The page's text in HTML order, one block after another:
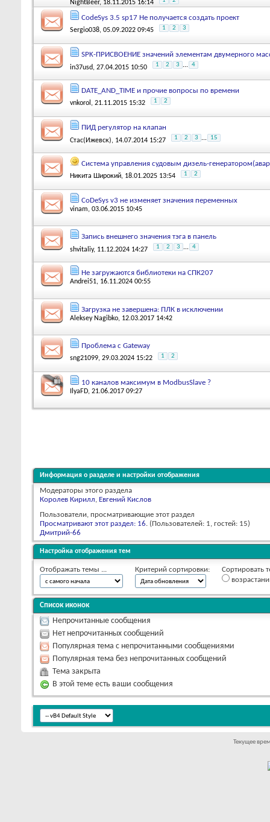
NightBeer, 18.11.2015 16:14
CodeSys 3.5 sp17 Не получается создать проект
Sergio038, 05.09.2022 09:45 1 2 3
SPK-ПРИСВОЕНИЕ значений элементам двумерного
in37usd, 27.04.2015 10:50 1 2 3 ... 4
DATE_AND_TIME и прочие вопросы по времени
vnkorol , 21.11.2015 15:32 1 2
ПИД регулятор на клапан
Стас(Ижевск), 14.07.2014 15:27 1 2 3 ... 15
Система управления судовым дизель-
Никита Широкий, 18.01.2025 13:54 1 2
CoDeSys v3 не изменяет значения переменных
vinam, 03.06.2015 10:45
Запись внешнего значения тэга в панель
shvitaliy, 11.12.2024 14:27 1 2 3 ... 4
Не загружаются библиотеки на СПК207
Andrei51, 16.11.2024 00:55
Загрузка не завершена: ПЛК в исключении
Aleksey Nagibko, 12.03.2017 14:42
Проблема с Gateway
sng21099, 29.03.2024 15:22 1 2
10 каналов максимум в ModbusSlave ?
IlyaFD, 21.06.2017 09:27
Информация о разделе и настройки отображения
Модераторы этого раздела
Королев Кирилл, Евгений Кислов
Пользователи, просматривающие этот раздел
Просматривают этот раздел: 16. (Пользователей: 1, гостей: 15)
Дмитрий-66
Настройка отображения тем
Отображать темы ... Критерий сортировки:
Сортировать
Список иконок
Непрочитанные сообщения
Нет непрочитанных сообщений
Популярная тема с непрочитанными сообщениями
Популярная тема без непрочитанных сообщений
Тема закрыта
В этой теме есть ваши сообщения
Текущее